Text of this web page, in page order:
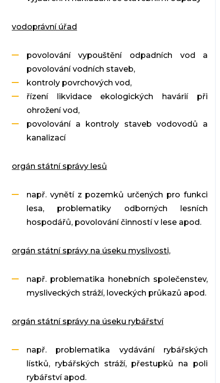
vodoprávní úřad
povolování vypouštění odpadních vod a
povolování vodních staveb,
kontroly povrchových vod,
řízení likvidace ekologických havárií při
ohrožení vod,
povolování a kontroly staveb vodovodů a
kanalizací
orgán státní správy lesů
např. vynětí z pozemků určených pro funkci
lesa, problematiky odborných lesních
hospodářů, povolování činností v lese apod.
orgán státní správy na úseku myslivosti,
např. problematika honebních společenstev,
mysliveckých stráží, loveckých průkazů apod.
orgán státní správy na úseku rybářství
např. problematika vydávání rybářských
lístků, rybářských stráží, přestupků na poli
rybářství apod.